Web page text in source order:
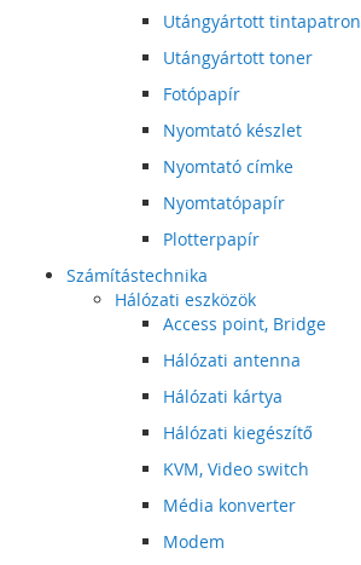
Utángyártott tintapatron
Utángyártott toner
Fotópapír
Nyomtató készlet
Nyomtató címke
Nyomtatópapír
Plotterpapír
Számítástechnika
Hálózati eszközök
Access point, Bridge
Hálózati antenna
Hálózati kártya
Hálózati kiegészítő
KVM, Video switch
Média konverter
Modem